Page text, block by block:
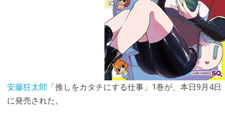
安藤狂太郎 「推しをカタチにする仕事」1巻が、本日9月4日
に発売された。